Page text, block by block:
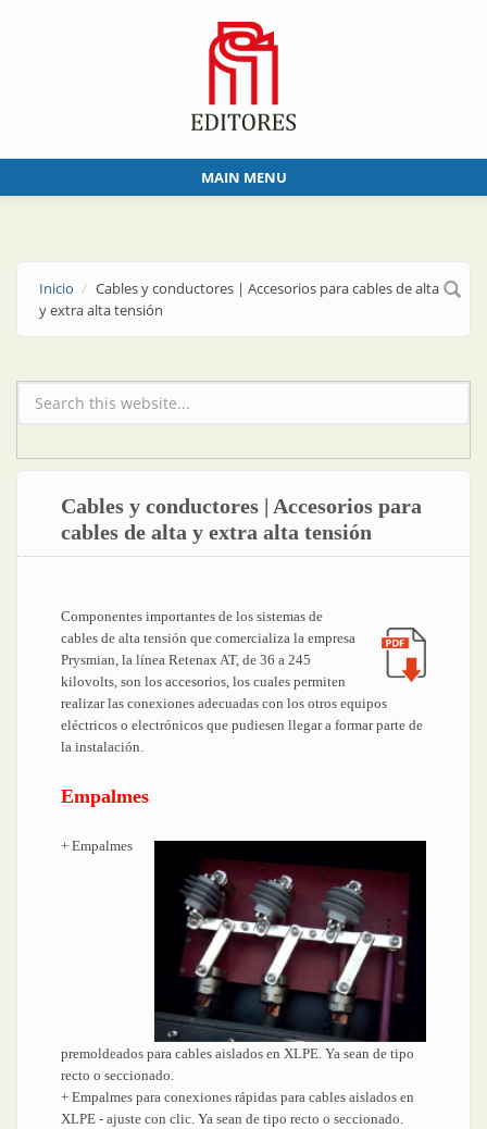
MAIN MENU
Inicio
Cables y conductores | Accesorios para cables de alta
y extra alta tensión
Formulario de búsqueda
Cables y conductores | Accesorios para
cables de alta y extra alta tensión
Componentes importantes de los sistemas de
cables de alta tensión que comercializa la empresa
Prysmian, la línea Retenax AT, de 36 a 245
kilovolts, son los accesorios, los cuales permiten
realizar las conexiones adecuadas con los otros equipos
eléctricos o electrónicos que pudiesen llegar a formar parte de
la instalación.
Empalmes
+ Empalmes
premoldeados para cables aislados en XLPE. Ya sean de tipo
recto o seccionado.
+ Empalmes para conexiones rápidas para cables aislados en
XLPE - ajuste con clic. Ya sean de tipo recto o seccionado.